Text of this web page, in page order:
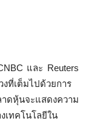
และ Reuters
งที่เต็มไปด้วยการ
ดหุ้นจะแสดงความ
เทคโนโลยีใน